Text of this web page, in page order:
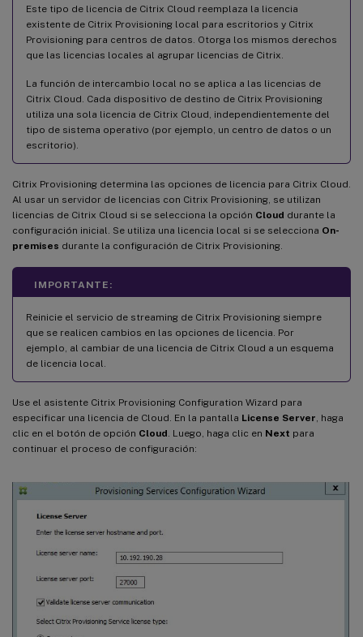
Este tipo de licencia de Citrix Cloud reemplaza la licencia
existente de Citrix Provisioning local para escritorios y Citrix
Provisioning para centros de datos. Otorga los mismos derechos
que las licencias locales al agrupar licencias de Citrix.
La función de intercambio local no se aplica a las licencias de
Citrix Cloud. Cada dispositivo de destino de Citrix Provisioning
utiliza una sola licencia de Citrix Cloud, independientemente del
tipo de sistema operativo (por ejemplo, un centro de datos o un
escritorio).
Citrix Provisioning determina las opciones de licencia para Citrix Cloud.
Al usar un servidor de licencias con Citrix Provisioning, se utilizan
licencias de Citrix Cloud si se selecciona la opción Cloud durante la
configuración inicial. Se utiliza una licencia local si se selecciona On-
premises durante la configuración de Citrix Provisioning.
IMPORTANTE:
Reinicie el servicio de streaming de Citrix Provisioning siempre
que se realicen cambios en las opciones de licencia. Por
ejemplo, al cambiar de una licencia de Citrix Cloud a un esquema
de licencia local.
Use el asistente Citrix Provisioning Configuration Wizard para
especificar una licencia de Cloud. En la pantalla License Server , haga
clic en el botón de opción Cloud . Luego, haga clic en Next para
continuar el proceso de configuración: